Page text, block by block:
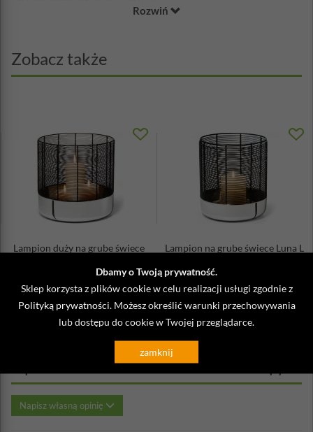
Dbamy o Twoją prywatność.
Sklep korzysta z plików cookie w celu realizacji usługi zgodnie z
Polityką prywatności. Możesz określić warunki przechowywania
lub dostępu do cookie w Twojej przeglądarce.
zamknij
Rozwiń
Zobacz także
Lampion duży na grube świece
499,00 zł
Lampion na grube świece Luna L
349,00 zł
Opinie o Misa świecznik Arena Philippi
Napisz własną opinię